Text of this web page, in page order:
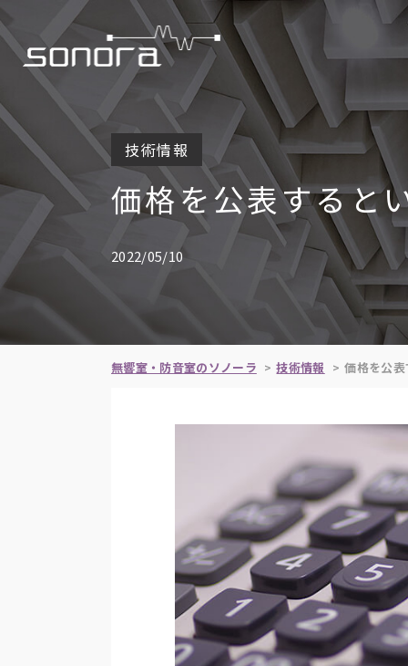
技術情報
価格を公表すると
2022/05/10
無響室・防音室のソノーラ 技術情報 価格を公